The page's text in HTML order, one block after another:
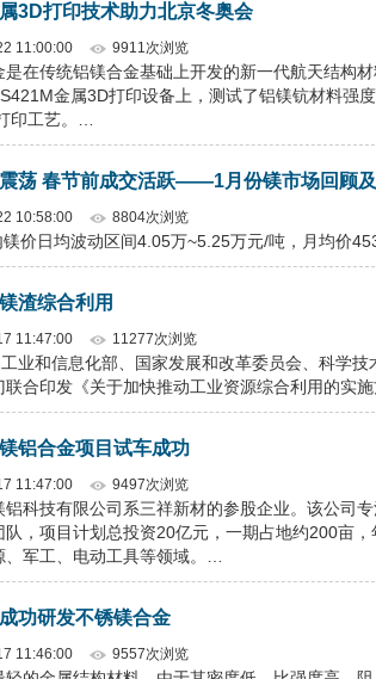
3D打印技术助力北京冬奥会
11:00:00 9911次浏览
是在传统铝镁合金基础上开发的新一代航天结构
金属3D打印设备上，测试了铝镁钪材料强
印工艺。…
荡 春节前成交活跃——1月份镁市场回顾
10:58:00 8804次浏览
价日均波动区间4.05万~5.25万元/吨，月均价
渣综合利用
11:47:00 11277次浏览
业和信息化部、国家发展和改革委员会、科学
联合印发《关于加快推动工业资源综合利用的实
铝合金项目试车成功
11:47:00 9497次浏览
铝科技有限公司系三祥新材的参股企业。该公司
队，项目计划总投资20亿元，一期占地约200亩
、军工、电动工具等领域。…
成功研发不锈镁合金
11:46:00 9557次浏览